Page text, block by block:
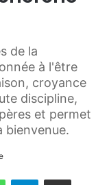
de la
à l'être
croyance
discipline,
et permet
bienvenue.
WhatsAppTelegramPartager par email